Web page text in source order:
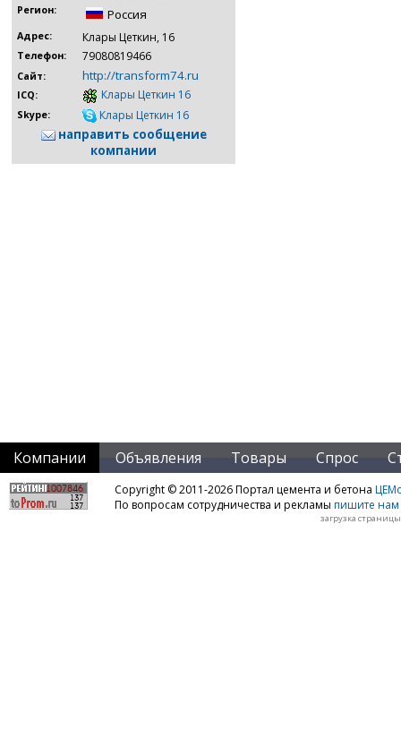
Регион: Россия
Адрес: Клары Цеткин, 16
Телефон: 79080819466
Сайт: http://transform74.ru
ICQ: Клары Цеткин 16
Skype: Клары Цеткин 16
направить сообщение
компании
Компании Объявления Товары Спрос
Copyright © 2011-2026 Портал цемента и бетона
По вопросам сотрудничества и рекламы пишите нам
загрузка